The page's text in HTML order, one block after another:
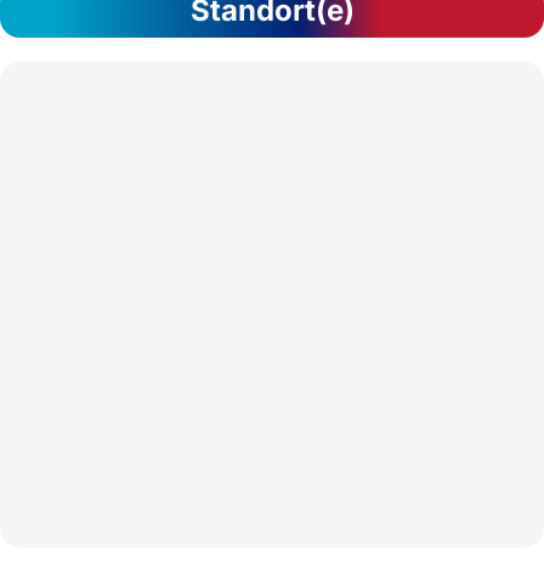
Standort(e)